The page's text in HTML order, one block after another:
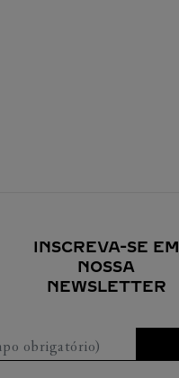
INSCREVA-SE EM
NOSSA
NEWSLETTER
obrigatório)